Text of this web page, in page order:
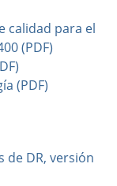
calidad para el
(PDF)
(PDF)
de DR, versión